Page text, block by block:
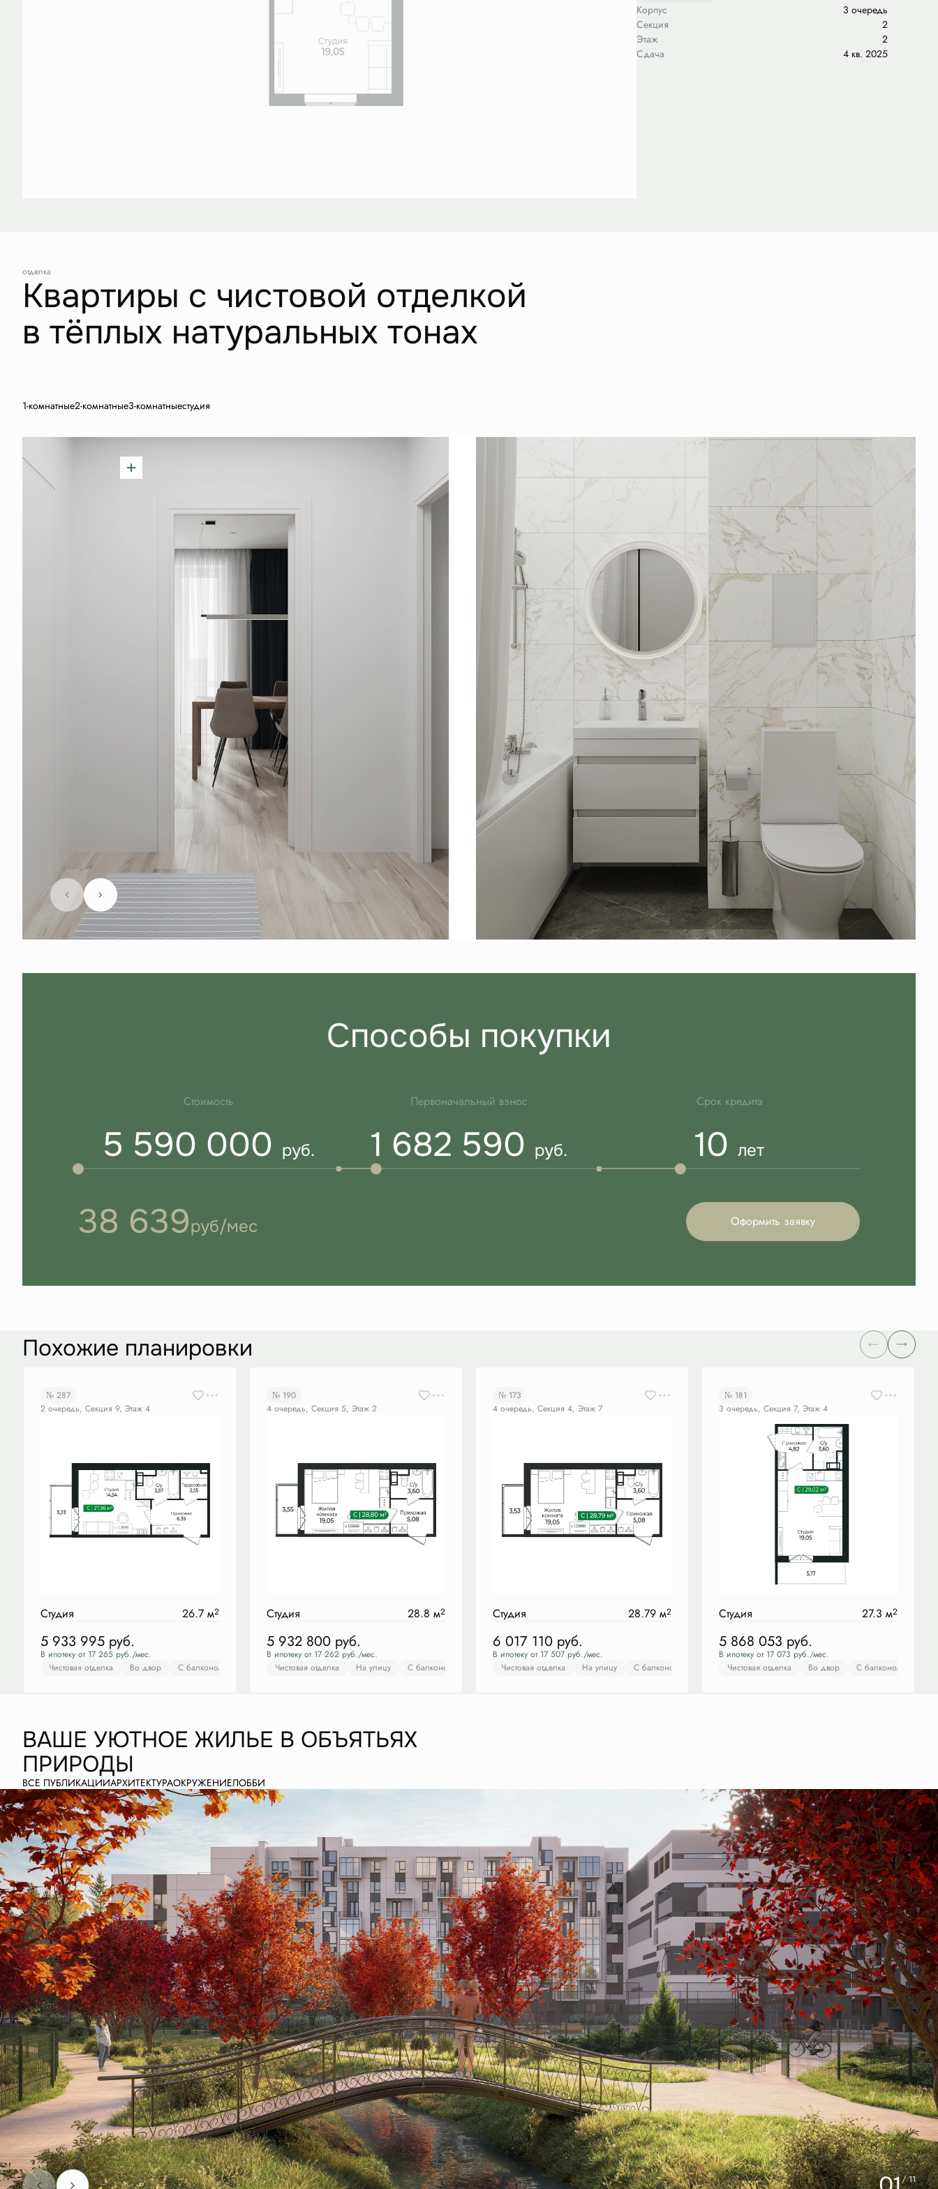
Корпус
3 очередь
Секция
2
Этаж
2
Сдача
4 кв. 2025
отделка
Квартиры с чистовой отделкой
в тёплых натуральных тонах
1-комнатные2-комнатные3-комнатныестудия
Способы покупки
Стоимость
5 590 000 руб.
Первоначальный взнос
1 682 590 руб.
Срок кредита
10лет
38 639руб/мес Оформить заявку
Похожие планировки
№ 287
2 очередь, Секция 9, Этаж 4
Студия 26.7 м2
5 933 995 руб.
В ипотеку от 17 265 руб./мес.
Чистовая отделка
Во двор С балконом Гардеробная Чистовая отделка Во двор С балконом Гардеробная
№ 190
4 очередь, Секция 5, Этаж 2
Студия 28.8 м2
5 932 800 руб.
В ипотеку от 17 262 руб./мес.
Чистовая отделка
На улицу С балконом Чистовая отделка На улицу С балконом
№ 173
4 очередь, Секция 4, Этаж 7
Студия 28.79 м2
6 017 110 руб.
В ипотеку от 17 507 руб./мес.
Чистовая отделка
На улицу С балконом Чистовая отделка На улицу С балконом
№ 181
3 очередь, Секция 7, Этаж 4
Студия 27.3 м2
5 868 053 руб.
В ипотеку от 17 073 руб./мес.
Чистовая отделка
Во двор С балконом
ВАШЕ УЮТНОЕ ЖИЛЬЕ В ОБЪЯТЬЯХ
ПРИРОДЫ
ВСЕ ПУБЛИКАЦИИАРХИТЕКТУРАОКРУЖЕНИЕЛОББИ
/ 11